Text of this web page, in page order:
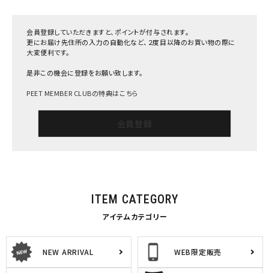
会員登録していただきますと、ポイントが付与されます。
更にお届け先住所の入力の自動化など、２度目以降のお買い物の際に
大変便利です。
是非この機会に登録をお願い致します。
PEET MEMBER CLUBの特典はこちら
会員登録
ITEM CATEGORY
アイテムカテゴリー
NEW ARRIVAL WEB限定販売